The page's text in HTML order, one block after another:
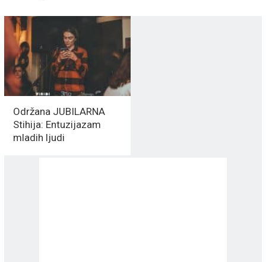
Održana JUBILARNA
Stihija: Entuzijazam
mladih ljudi